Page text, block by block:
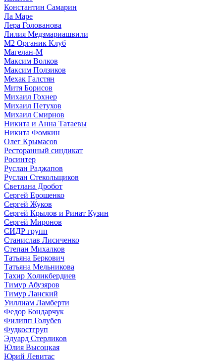
Константин Самарин
Ла Маре
Лера Голованова
Лилия Медзмариашвили
М2 Органик Клуб
Магелан-М
Максим Волков
Максим Ползиков
Мехак Галстян
Митя Борисов
Михаил Гохнер
Михаил Петухов
Михаил Смирнов
Никита и Анна Татаевы
Никита Фомкин
Олег Крымасов
Ресторанный синдикат
Росинтер
Руслан Раджапов
Руслан Стекольщиков
Светлана Дробот
Сергей Ерошенко
Сергей Жуков
Сергей Крылов и Ринат Кузин
Сергей Миронов
СИДР групп
Станислав Лисиченко
Степан Михалков
Татьяна Беркович
Татьяна Мельникова
Тахир Холикбердиев
Тимур Абузяров
Тимур Ланский
Уиллиам Ламберти
Федор Бондарчук
Филипп Голубев
Фудкостгруп
Эдуард Стерликов
Юлия Высоцкая
Юрий Левитас